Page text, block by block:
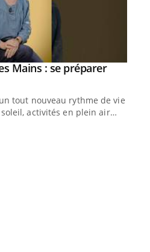
Mains : se préparer
tout nouveau rythme de vie !
soleil, activités en plein air…